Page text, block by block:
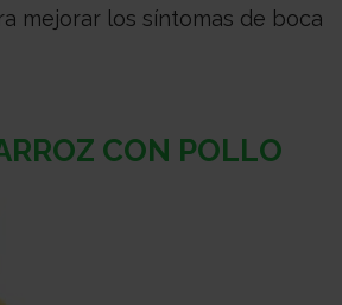
mejorar los síntomas de boca
CON POLLO